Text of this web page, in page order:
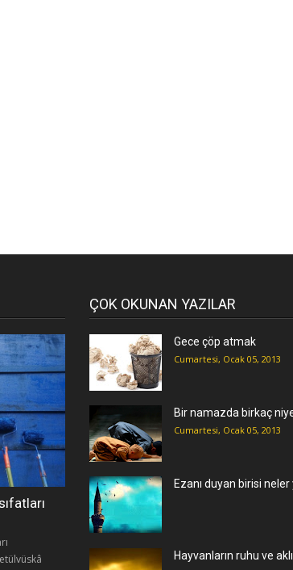
ÇOK OKUNAN YAZILAR
Gece çöp atmak
Cumartesi, Ocak 05, 2013
Bir namazda birkaç
Cumartesi, Ocak 05, 2013
Ezanı duyan birisi neler
Hayvanların ruhu ve